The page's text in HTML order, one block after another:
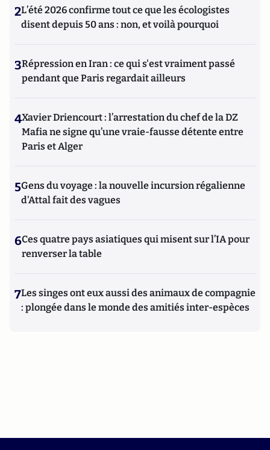
2L’été 2026 confirme tout ce que les écologistes
disent depuis 50 ans : non, et voilà pourquoi
3Répression en Iran : ce qui s'est vraiment passé
pendant que Paris regardait ailleurs
4Xavier Driencourt : l’arrestation du chef de la DZ
Mafia ne signe qu’une vraie-fausse détente entre
Paris et Alger
5Gens du voyage : la nouvelle incursion régalienne
d'Attal fait des vagues
6Ces quatre pays asiatiques qui misent sur l’IA pour
renverser la table
7Les singes ont eux aussi des animaux de compagnie
: plongée dans le monde des amitiés inter-espèces